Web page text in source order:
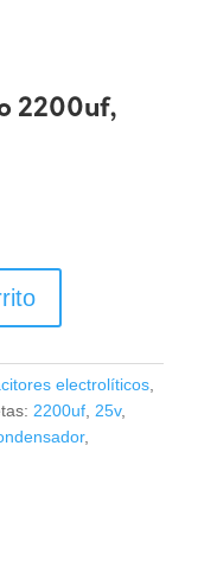
2200uf,
electrolíticos,
2200uf, 25v,
,